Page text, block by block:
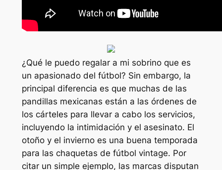
¿Qué le puedo regalar a mi sobrino que es
un apasionado del fútbol? Sin embargo, la
principal diferencia es que muchas de las
pandillas mexicanas están a las órdenes de
los cárteles para llevar a cabo los servicios,
incluyendo la intimidación y el asesinato. El
otoño y el invierno es una buena temporada
para las chaquetas de fútbol vintage. Por
citar un simple ejemplo, las marcas disputan